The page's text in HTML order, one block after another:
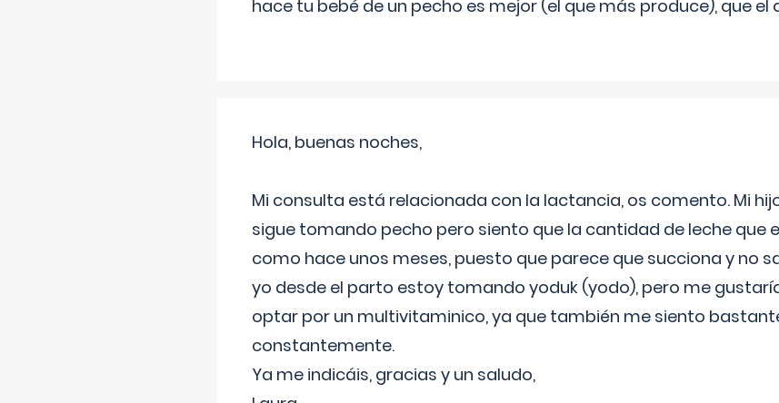
hace tu bebé de un pecho es mejor (el que más produce), que el
Hola, buenas noches,
Mi consulta está relacionada con la lactancia, os comento. Mi
sigue tomando pecho pero siento que la cantidad de leche que
como hace unos meses, puesto que parece que succiona y no
yo desde el parto estoy tomando yoduk (yodo), pero me
optar por un multivitaminico, ya que también me siento
constantemente.
Ya me indicáis, gracias y un saludo,